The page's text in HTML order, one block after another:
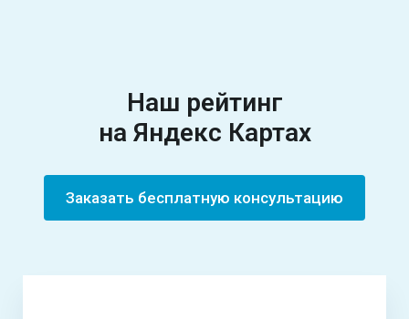
Наш рейтинг
на Яндекс Картах
Заказать бесплатную консультацию